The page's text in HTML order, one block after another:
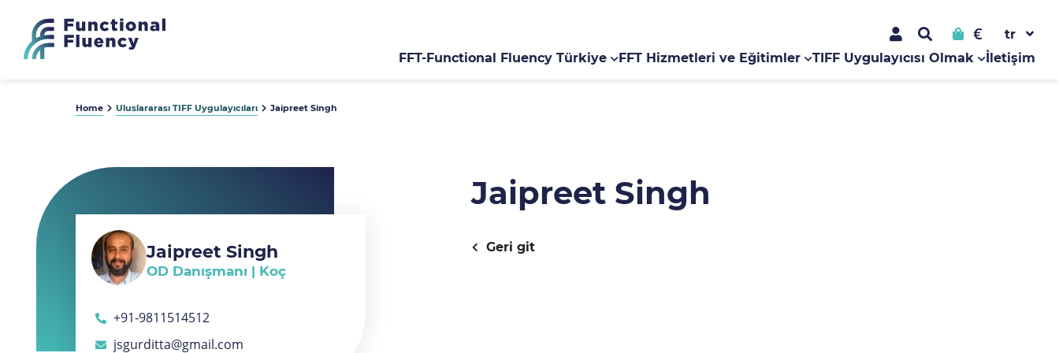
€
FFT-Functional Fluency Türkiye FFT Hizmetleri ve Eğitimler TIFF Uygulayıcısı Olmak İletişim
Home Uluslararası TIFF Uygulayıcıları Jaipreet Singh
Jaipreet Singh
OD Danışmanı | Koç
+91-9811514512
jsgurditta@gmail.com
Jaipreet Singh
Geri git